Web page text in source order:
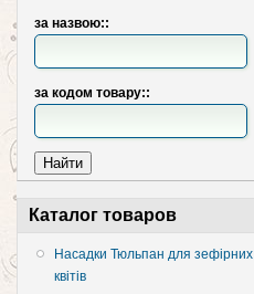
за назвою::
за кодом товару::
Каталог товаров
Насадки Тюльпан для зефірних
квітів